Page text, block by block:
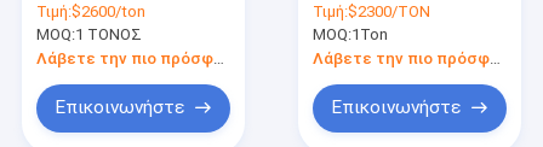
συγκόλληση 310s
317l SUS AISI 2mm
σωλήνων σωλήνων
Τιμή:$2600/ton
MOQ:1 ΤΟΝΟΣ
Λάβετε την πιο πρόσφατη τιμή
Επικοινωνήστε
0.5mm ανοξείδωτου
φύλλο καθρεφτών
SS
Τιμή:$2300/TON
MOQ:1Ton
Επικοινωνήστε